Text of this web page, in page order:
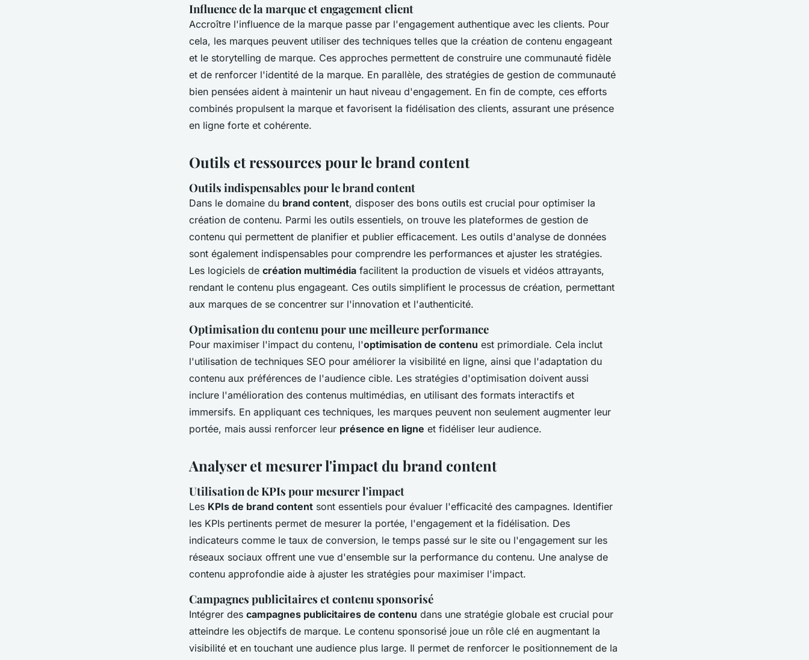
Influence de la marque et engagement client
Accroître l'influence de la marque passe par l'engagement authentique avec les clients. Pour
cela, les marques peuvent utiliser des techniques telles que la création de contenu engageant
et le storytelling de marque. Ces approches permettent de construire une communauté fidèle
et de renforcer l'identité de la marque. En parallèle, des stratégies de gestion de communauté
bien pensées aident à maintenir un haut niveau d'engagement. En fin de compte, ces efforts
combinés propulsent la marque et favorisent la fidélisation des clients, assurant une présence
en ligne forte et cohérente.
Outils et ressources pour le brand content
Outils indispensables pour le brand content
Dans le domaine du brand content, disposer des bons outils est crucial pour optimiser la
création de contenu. Parmi les outils essentiels, on trouve les plateformes de gestion de
contenu qui permettent de planifier et publier efficacement. Les outils d'analyse de données
sont également indispensables pour comprendre les performances et ajuster les stratégies.
Les logiciels de création multimédia facilitent la production de visuels et vidéos attrayants,
rendant le contenu plus engageant. Ces outils simplifient le processus de création, permettant
aux marques de se concentrer sur l'innovation et l'authenticité.
Optimisation du contenu pour une meilleure performance
Pour maximiser l'impact du contenu, l'optimisation de contenu est primordiale. Cela inclut
l'utilisation de techniques SEO pour améliorer la visibilité en ligne, ainsi que l'adaptation du
contenu aux préférences de l'audience cible. Les stratégies d'optimisation doivent aussi
inclure l'amélioration des contenus multimédias, en utilisant des formats interactifs et
immersifs. En appliquant ces techniques, les marques peuvent non seulement augmenter leur
portée, mais aussi renforcer leur présence en ligne et fidéliser leur audience.
Analyser et mesurer l'impact du brand content
Utilisation de KPIs pour mesurer l'impact
Les KPIs de brand content sont essentiels pour évaluer l'efficacité des campagnes. Identifier
les KPIs pertinents permet de mesurer la portée, l'engagement et la fidélisation. Des
indicateurs comme le taux de conversion, le temps passé sur le site ou l'engagement sur les
réseaux sociaux offrent une vue d'ensemble sur la performance du contenu. Une analyse de
contenu approfondie aide à ajuster les stratégies pour maximiser l'impact.
Campagnes publicitaires et contenu sponsorisé
Intégrer des campagnes publicitaires de contenu dans une stratégie globale est crucial pour
atteindre les objectifs de marque. Le contenu sponsorisé joue un rôle clé en augmentant la
visibilité et en touchant une audience plus large. Il permet de renforcer le positionnement de la